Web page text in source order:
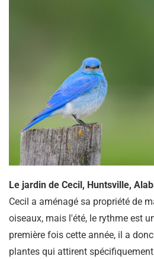
Le jardin de Cecil, Huntsville,
Cecil a aménagé sa propriété de
oiseaux, mais l'été, le rythme est
première fois cette année, il a
plantes qui attirent